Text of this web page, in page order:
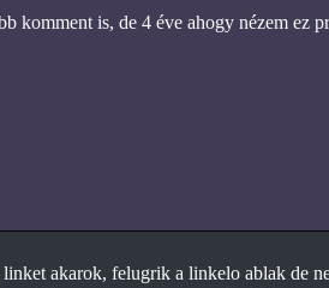
komment is, de 4 éve ahogy nézem ez
akarok, felugrik a linkelo ablak de